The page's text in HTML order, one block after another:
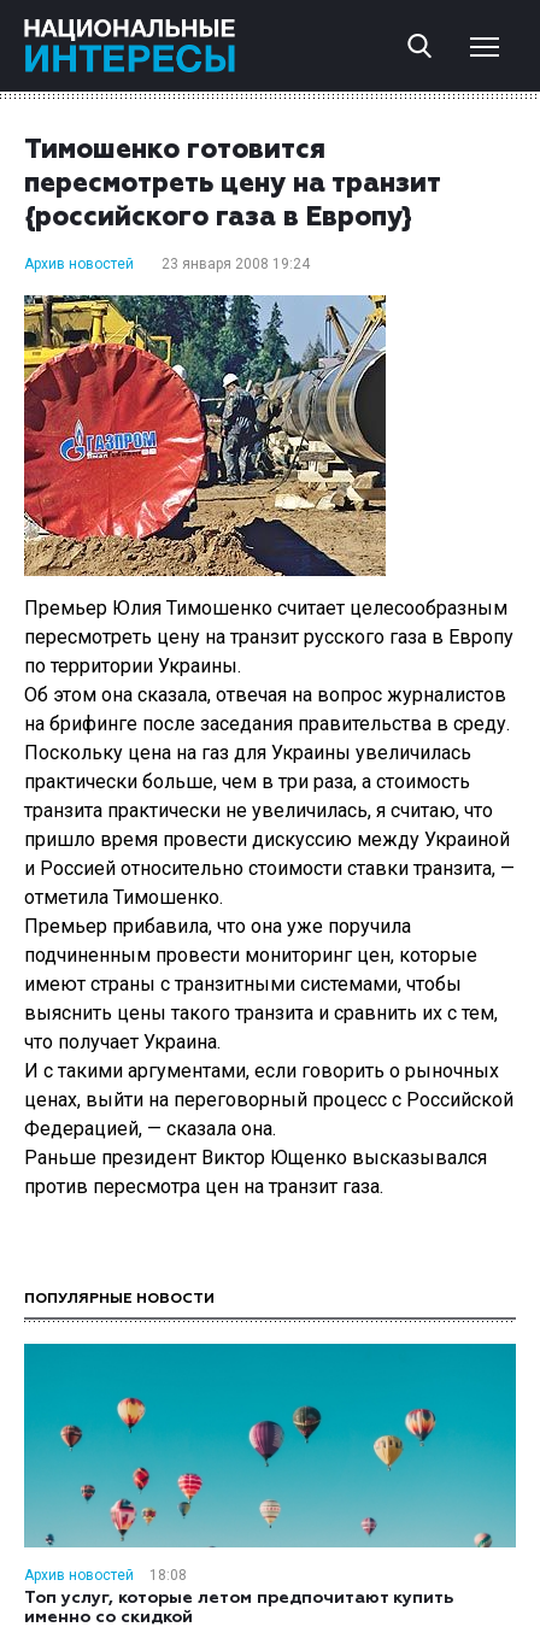
Тимошенко готовится
пересмотреть цену на транзит
{российского газа в Европу}
Архив новостей 23 января 2008 19:24
Премьер Юлия Тимошенко считает целесообразным
пересмотреть цену на транзит русского газа в Европу
по территории Украины.
Об этом она сказала, отвечая на вопрос журналистов
на брифинге после заседания правительства в среду.
Поскольку цена на газ для Украины увеличилась
практически больше, чем в три раза, а стоимость
транзита практически не увеличилась, я считаю, что
пришло время провести дискуссию между Украиной
и Россией относительно стоимости ставки транзита, —
отметила Тимошенко.
Премьер прибавила, что она уже поручила
подчиненным провести мониторинг цен, которые
имеют страны с транзитными системами, чтобы
выяснить цены такого транзита и сравнить их с тем,
что получает Украина.
И с такими аргументами, если говорить о рыночных
ценах, выйти на переговорный процесс с Российской
Федерацией, — сказала она.
Раньше президент Виктор Ющенко высказывался
против пересмотра цен на транзит газа.
ПОПУЛЯРНЫЕ НОВОСТИ
Архив новостей
18:08
Топ услуг, которые летом предпочитают купить
именно со скидкой